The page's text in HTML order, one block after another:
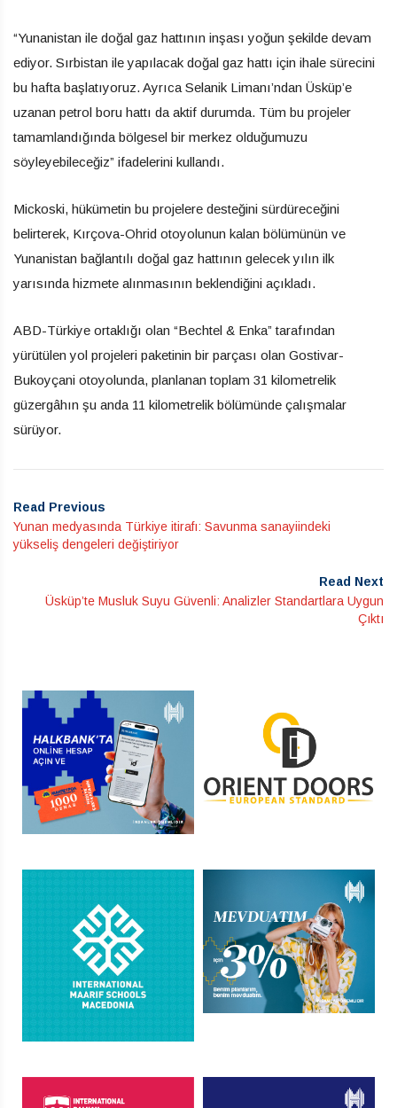
“Yunanistan ile doğal gaz hattının inşası yoğun şekilde devam
ediyor. Sırbistan ile yapılacak doğal gaz hattı için ihale sürecini
bu hafta başlatıyoruz. Ayrıca Selanik Limanı’ndan Üsküp’e
uzanan petrol boru hattı da aktif durumda. Tüm bu projeler
tamamlandığında bölgesel bir merkez olduğumuzu
söyleyebileceğiz” ifadelerini kullandı.
Mickoski, hükümetin bu projelere desteğini sürdüreceğini
belirterek, Kırçova-Ohrid otoyolunun kalan bölümünün ve
Yunanistan bağlantılı doğal gaz hattının gelecek yılın ilk
yarısında hizmete alınmasının beklendiğini açıkladı.
ABD-Türkiye ortaklığı olan “Bechtel & Enka” tarafından
yürütülen yol projeleri paketinin bir parçası olan Gostivar-
Bukoyçani otoyolunda, planlanan toplam 31 kilometrelik
güzergâhın şu anda 11 kilometrelik bölümünde çalışmalar
sürüyor.
Read Previous
Yunan medyasında Türkiye itirafı: Savunma sanayiindeki
yükseliş dengeleri değiştiriyor
Read Next
Üsküp’te Musluk Suyu Güvenli: Analizler Standartlara Uygun
Çıktı